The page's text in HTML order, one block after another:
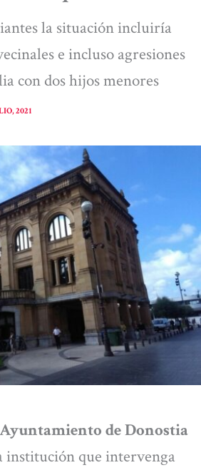
la situación incluiría
e incluso agresiones
con dos hijos menores
2021
Ayuntamiento de Donostia
institución que intervenga